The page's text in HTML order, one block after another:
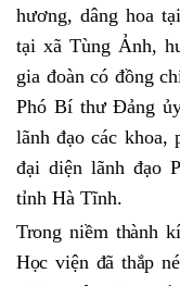
hương, dâng hoa
tại xã Tùng Ảnh,
gia đoàn có đồng
Phó Bí thư Đảng
lãnh đạo các khoa,
đại diện lãnh đạo
tỉnh Hà Tĩnh.
Trong niềm thành
Học viện đã thắp